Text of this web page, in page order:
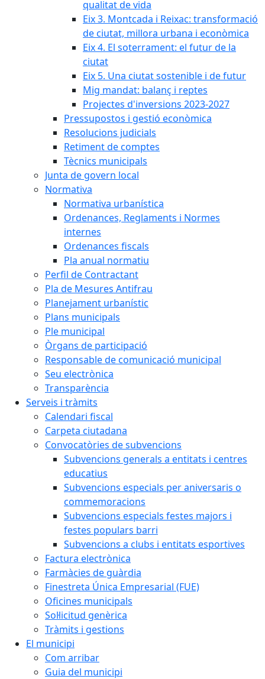
qualitat de vida
Eix 3. Montcada i Reixac: transformació
de ciutat, millora urbana i econòmica
Eix 4. El soterrament: el futur de la
ciutat
Eix 5. Una ciutat sostenible i de futur
Mig mandat: balanç i reptes
Projectes d'inversions 2023-2027
Pressupostos i gestió econòmica
Resolucions judicials
Retiment de comptes
Tècnics municipals
Junta de govern local
Normativa
Normativa urbanística
Ordenances, Reglaments i Normes
internes
Ordenances fiscals
Pla anual normatiu
Perfil de Contractant
Pla de Mesures Antifrau
Planejament urbanístic
Plans municipals
Ple municipal
Òrgans de participació
Responsable de comunicació municipal
Seu electrònica
Transparència
Serveis i tràmits
Calendari fiscal
Carpeta ciutadana
Convocatòries de subvencions
Subvencions generals a entitats i centres
educatius
Subvencions especials per aniversaris o
commemoracions
Subvencions especials festes majors i
festes populars barri
Subvencions a clubs i entitats esportives
Factura electrònica
Farmàcies de guàrdia
Finestreta Única Empresarial (FUE)
Oficines municipals
Sol·licitud genèrica
Tràmits i gestions
El municipi
Com arribar
Guia del municipi